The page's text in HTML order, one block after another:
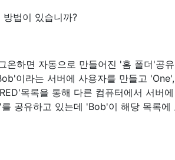
법이 있습니까?
온하면 자동으로 만들어진 '홈 폴더'공
이라는 서버에 사용자를 만들고
목록을 통해 다른 컴퓨터에서 서버
공유하고 있는데 'Bob'이 해당 목록에